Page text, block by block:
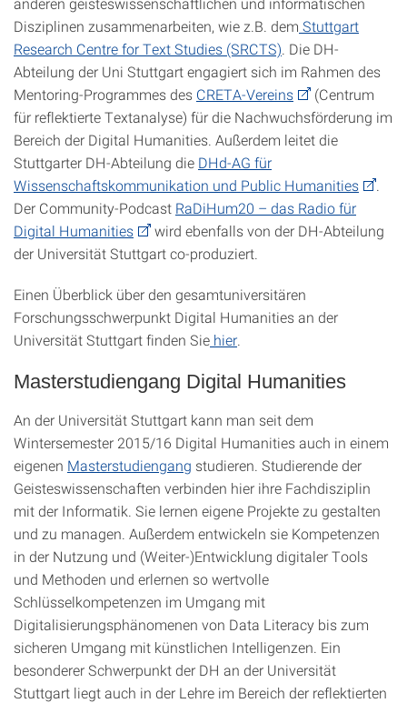
Disziplinen zusammenarbeiten, wie z.B. dem Stuttgart
Research Centre for Text Studies (SRCTS) . Die DH-
Abteilung der Uni Stuttgart engagiert sich im Rahmen des
Mentoring-Programmes des CRETA-Vereins
(Centrum
für reflektierte Textanalyse) für die Nachwuchsförderung im
Bereich der Digital Humanities. Außerdem leitet die
Stuttgarter DH-Abteilung die DHd-AG für
Wissenschaftskommunikation und Public Humanities
Der Community-Podcast RaDiHum20 – das Radio für
Digital Humanities
wird ebenfalls von der DH-Abteilung
der Universität Stuttgart co-produziert.
Einen Überblick über den gesamtuniversitären
Forschungsschwerpunkt Digital Humanities an der
Universität Stuttgart finden Sie hier
Masterstudiengang Digital Humanities
An der Universität Stuttgart kann man seit dem
Wintersemester 2015/16 Digital Humanities auch in einem
eigenen Masterstudiengang studieren. Studierende der
Geisteswissenschaften verbinden hier ihre Fachdisziplin
mit der Informatik. Sie lernen eigene Projekte zu gestalten
und zu managen. Außerdem entwickeln sie Kompetenzen
in der Nutzung und (Weiter-)Entwicklung digitaler Tools
und Methoden und erlernen so wertvolle
Schlüsselkompetenzen im Umgang mit
Digitalisierungsphänomenen von Data Literacy bis zum
sicheren Umgang mit künstlichen Intelligenzen. Ein
besonderer Schwerpunkt der DH an der Universität
Stuttgart liegt auch in der Lehre im Bereich der reflektierten